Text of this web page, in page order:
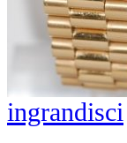
ingrandisci